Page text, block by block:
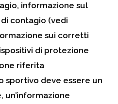
informazione sul
contagio (vedi
sui corretti
di protezione
riferita
sportivo deve essere un
un’informazione